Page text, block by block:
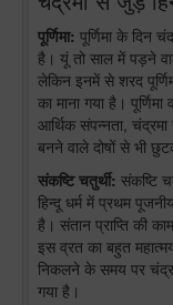
पूर्णिमा: पूर्णिमा के दिन
है। यूं तो साल में पड़ने
लेकिन इनमें से शरद
का माना गया है।
आर्थिक संपन्नता,
बनने वाले दोषों से भी
संकष्टि चतुर्थी: संकष्टि
हिन्दू धर्म में प्रथम
है। संतान प्राप्ति की
इस व्रत का बहुत
निकलने के समय पर
गया है।